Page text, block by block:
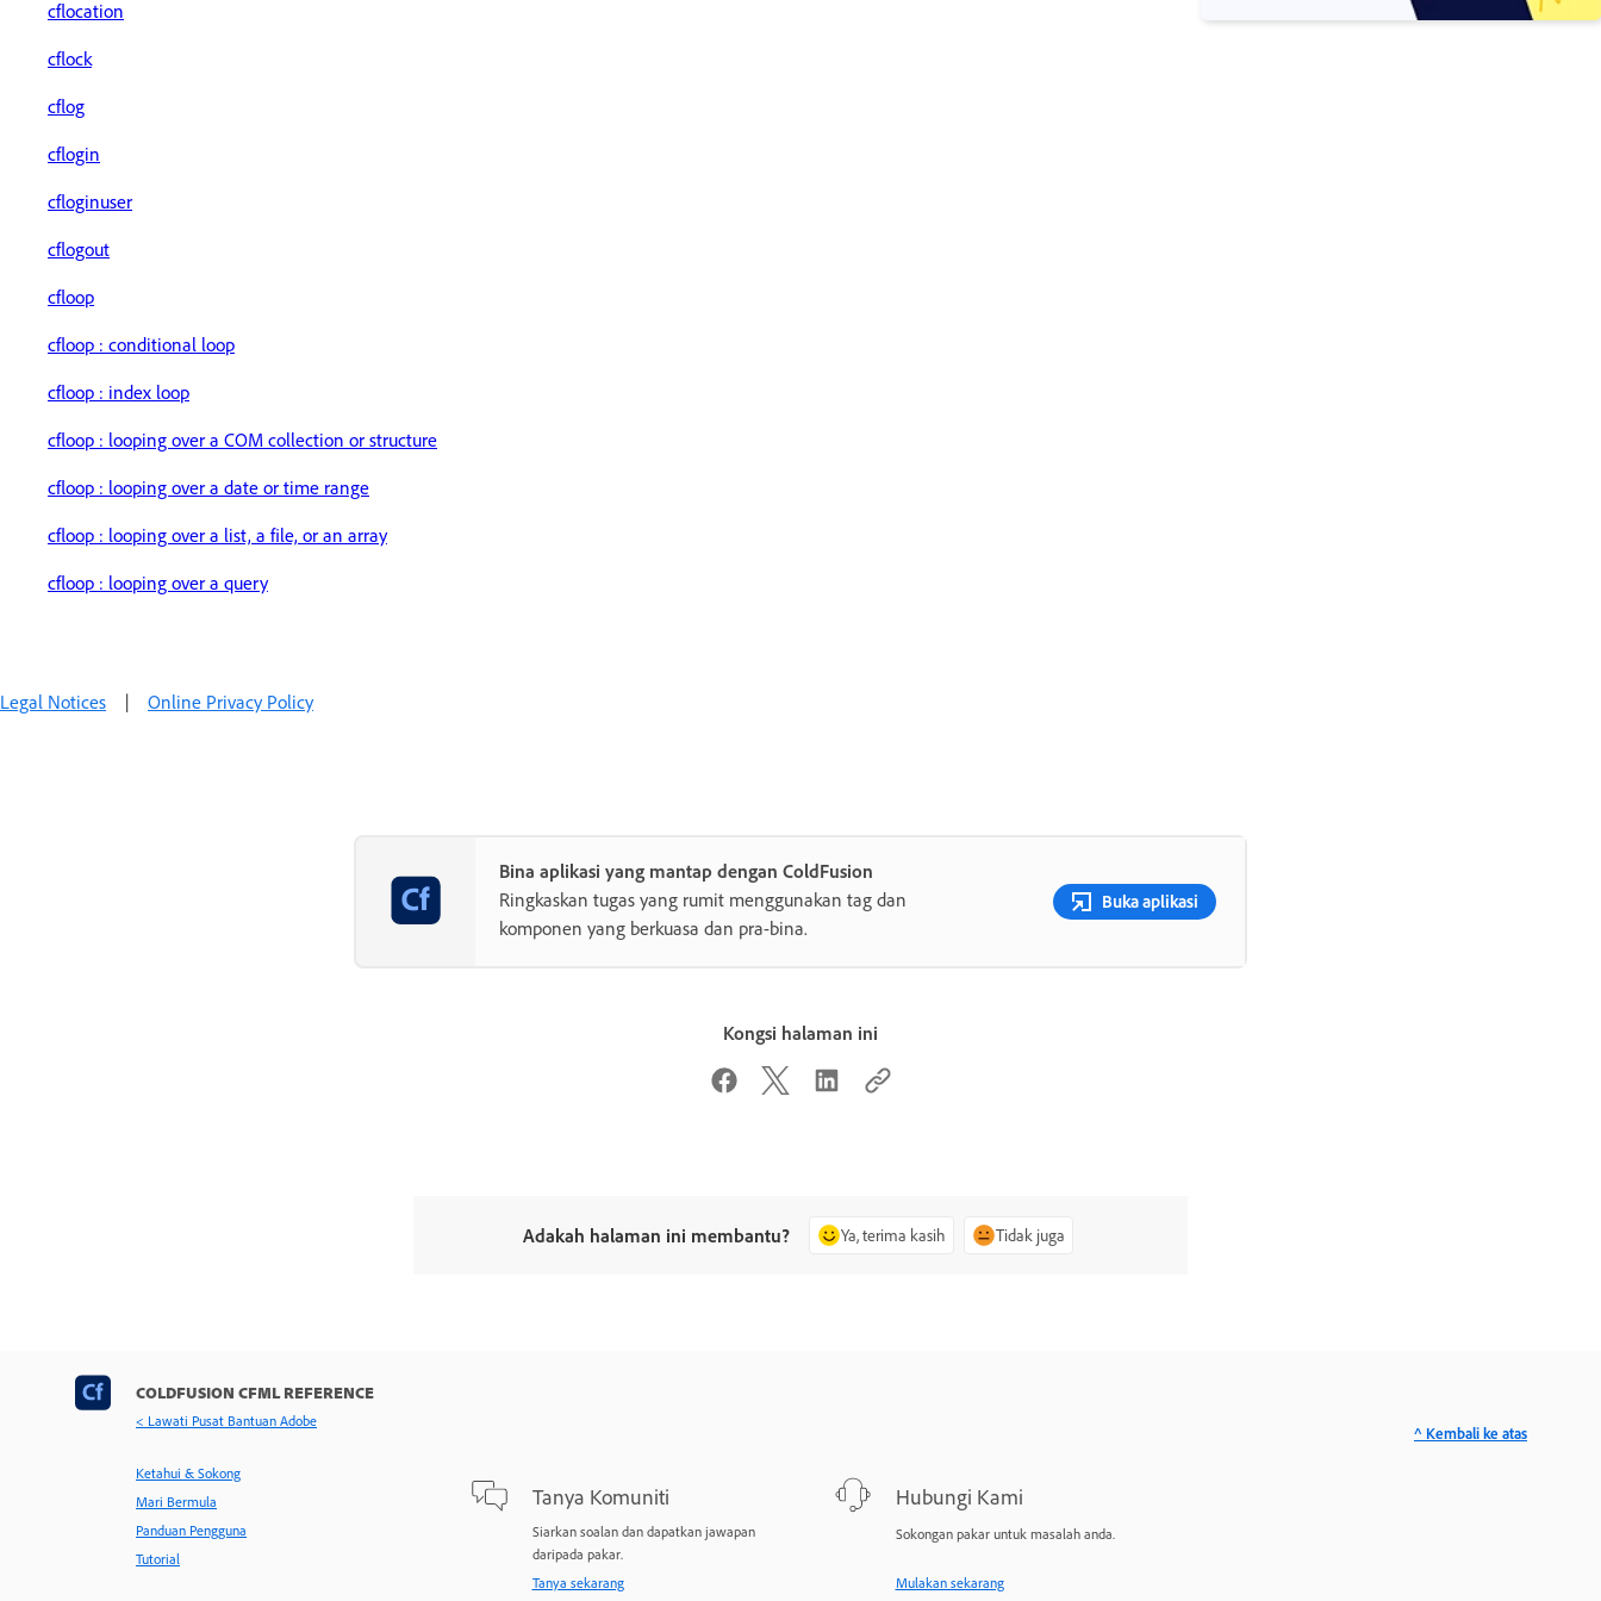
cflocation
cflock
cflog
cflogin
cfloginuser
cflogout
cfloop
cfloop : conditional loop
cfloop : index loop
cfloop : looping over a COM collection or structure
cfloop : looping over a date or time range
cfloop : looping over a list, a file, or an array
cfloop : looping over a query
Legal Notices | Online Privacy Policy
Bina aplikasi yang mantap dengan ColdFusion
Ringkaskan tugas yang rumit menggunakan tag dan
komponen yang berkuasa dan pra-bina.
Buka aplikasi
Kongsi halaman ini
Adakah halaman ini membantu? Ya, terima kasih Tidak juga
COLDFUSION CFML REFERENCE
< Lawati Pusat Bantuan Adobe
Ketahui & Sokong
Mari Bermula
Panduan Pengguna
Tutorial
Tanya Komuniti
Siarkan soalan dan dapatkan jawapan
daripada pakar.
Tanya sekarang
Hubungi Kami
Sokongan pakar untuk masalah anda.
Mulakan sekarang
^ Kembali ke atas